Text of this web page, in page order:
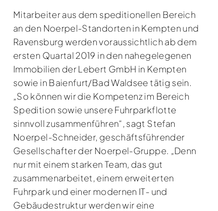
Mitarbeiter aus dem speditionellen Bereich
an den Noerpel-Standorten in Kempten und
Ravensburg werden voraussichtlich ab dem
ersten Quartal 2019 in den nahegelegenen
Immobilien der Lebert GmbH in Kempten
sowie in Baienfurt/Bad Waldsee tätig sein.
„So können wir die Kompetenz im Bereich
Spedition sowie unsere Fuhrparkflotte
sinnvoll zusammenführen“, sagt Stefan
Noerpel-Schneider, geschäftsführender
Gesellschafter der Noerpel-Gruppe. „Denn
nur mit einem starken Team, das gut
zusammenarbeitet, einem erweiterten
Fuhrpark und einer modernen IT- und
Gebäudestruktur werden wir eine